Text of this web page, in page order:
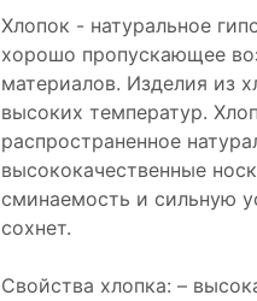
Хлопок - натуральное
хорошо пропускающее
материалов. Изделия из
высоких температур.
распространенное
высококачественные
сминаемость и сильную
сохнет.
Свойства хлопка: –